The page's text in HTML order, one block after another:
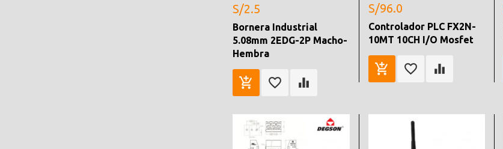
S/2.5
Bornera Industrial
5.08mm 2EDG-2P Macho-
Hembra
S/96.0
Controlador PLC FX2N-
10MT 10CH I/O Mosfet